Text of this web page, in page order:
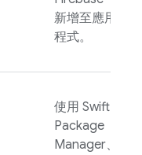
新增至應用
程式。
使用 Swift
Package
Manager、